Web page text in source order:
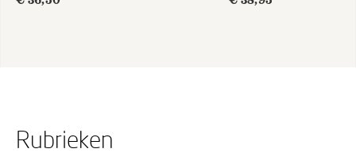
Rubrieken